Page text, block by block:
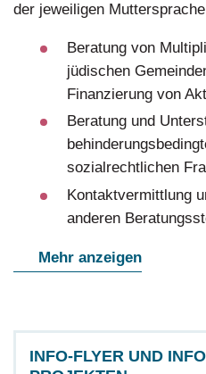
der jeweiligen
Beratung von
jüdischen
Finanzierung von
Beratung und
sozialrechtlichen
Kontaktvermittlung
anderen
Mehr anzeigen
INFO-FLYER UND